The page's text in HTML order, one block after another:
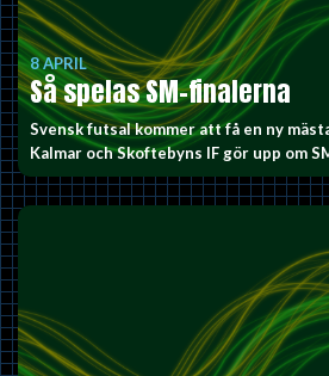
8 APRIL
Så spelas SM-finalerna
Svensk futsal kommer att få en ny
Kalmar och Skoftebyns IF gör upp om